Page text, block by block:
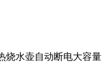
烧水壶自动断电大容量